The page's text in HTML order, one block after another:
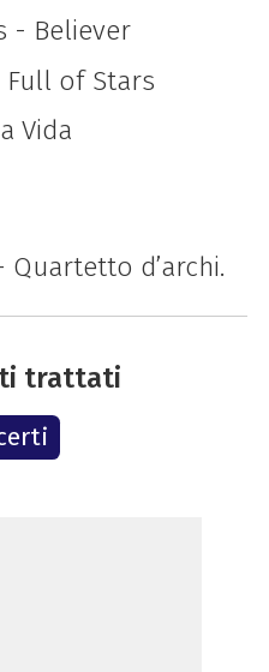
- Believer
Full of Stars
Vida
d’archi.
trattati